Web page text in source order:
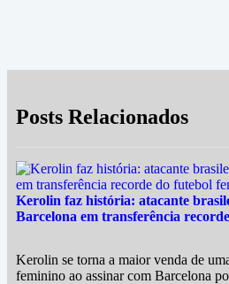
Posts Relacionados
Kerolin faz história: atacante
Barcelona em transferência
Kerolin se torna a maior venda de
feminino ao assinar com Barcelona